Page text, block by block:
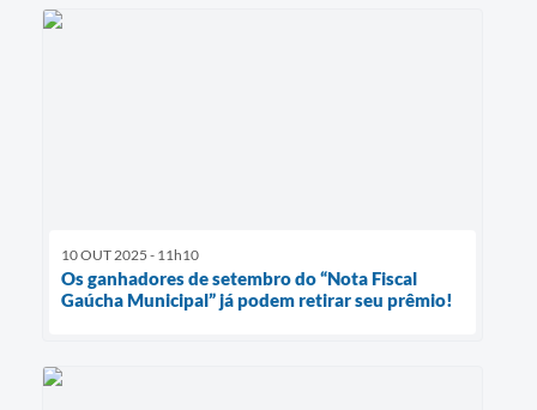
10 OUT 2025 - 11h10
Os ganhadores de setembro do “Nota Fiscal
Gaúcha Municipal” já podem retirar seu prêmio!